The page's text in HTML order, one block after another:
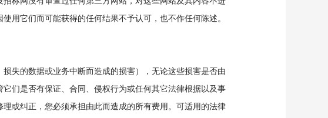
用它们而可能获得的任何结果不予认可，也不作任何陈述。
失的数据或业务中断而造成的损害），无论这些损害是否由
们是否有保证、合同、侵权行为或任何其它法律根据以及事
或纠正，您必须承担由此而造成的所有费用。可适用的法律